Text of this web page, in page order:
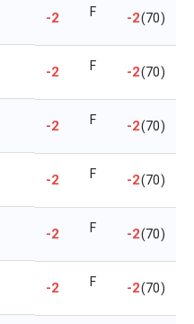
-2 F -2(70)
-2 F -2(70)
-2 F -2(70)
-2 F -2(70)
-2 F -2(70)
-2 F -2(70)